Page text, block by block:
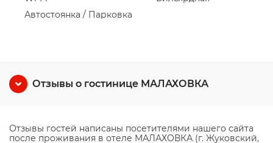
Автостоянка / Парковка
Отзывы о гостинице МАЛАХОВКА
Отзывы гостей написаны посетителями нашего сайта
после проживания в отеле МАЛАХОВКА (г. Жуковский,